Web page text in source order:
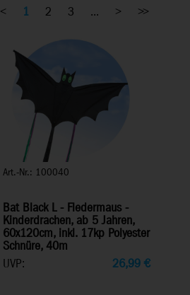
Art.-Nr.: 100040
Bat Black L - Fledermaus -
Kinderdrachen, ab 5 Jahren,
60x120cm, inkl. 17kp Polyester
Schnüre, 40m
UVP:
26,99 €
< 1 2 3 ... > >>